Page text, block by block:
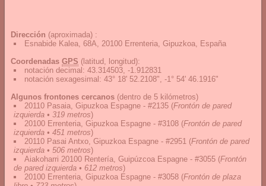
Dirección (aproximada) :
Esnabide Kalea, 68A, 20100 Errenteria, Gipuzkoa, España
Coordenadas GPS (latitud, longitud):
notación decimal : 43.314503, -1.912831
notación sexagesimal : 43° 18' 52.2108", -1° 54' 46.1916"
Algunos frontones cercanos (dentro de 5 kilómetros)
20110 Pasaia, Gipuzkoa Espagne - #2135 (Frontón de pared
izquierda • 319 metros)
20100 Errenteria, Gipuzkoa Espagne - #3108 (Frontón de pared
izquierda • 451 metros)
20110 Pasai Antxo, Gipuzkoa Espagne - #2951 (Frontón de pared
izquierda • 506 metros)
Aiakoharri 20100 Rentería, Guipúzcoa Espagne - #3055 (Frontón
de pared izquierda • 612 metros)
20100 Errenteria, Gipuzkoa Espagne - #3058 (Frontón de plaza